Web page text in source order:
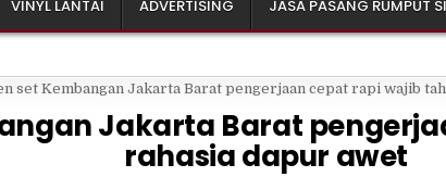
VINYL LANTAI ADVERTISING JASA PASANG RUMPUT
Jakarta Barat
rahasia dapur awet